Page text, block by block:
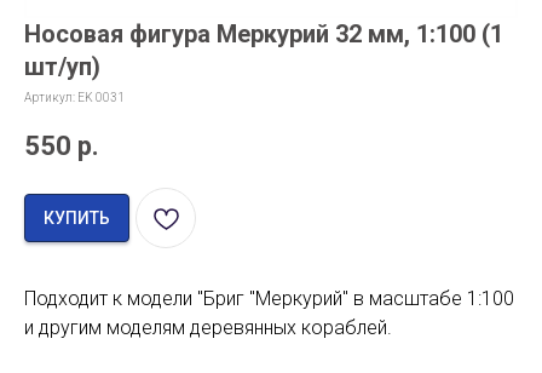
Носовая фигура Меркурий 32 мм, 1:100 (1
шт/уп)
Артикул: EK 0031
550 р.
КУПИТЬ
Подходит к модели "Бриг "Меркурий" в масштабе 1:100
и другим моделям деревянных кораблей.